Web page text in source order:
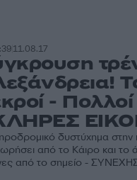
11.08.17
-
δυστύχημα στην
από το Κάιρο και
από το σημείο -